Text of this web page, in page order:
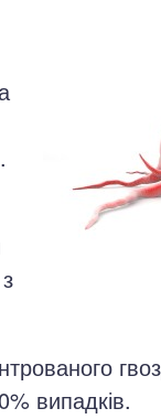
випадків.